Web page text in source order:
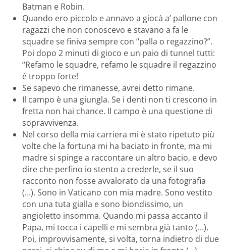
Batman e Robin.
Quando ero piccolo e annavo a giocà a’ pallone con
ragazzi che non conoscevo e stavano a fa le
squadre se finiva sempre con “palla o regazzino?”.
Poi dopo 2 minuti di gioco e un paio di tunnel tutti:
“Refamo le squadre, refamo le squadre il regazzino
è troppo forte!
Se sapevo che rimanesse, avrei detto rimane.
Il campo è una giungla. Se i denti non ti crescono in
fretta non hai chance. Il campo è una questione di
sopravvivenza.
Nel corso della mia carriera mi è stato ripetuto più
volte che la fortuna mi ha baciato in fronte, ma mi
madre si spinge a raccontare un altro bacio, e devo
dire che perfino io stento a crederle, se il suo
racconto non fosse avvalorato da una fotografia
(…). Sono in Vaticano con mia madre. Sono vestito
con una tuta gialla e sono biondissimo, un
angioletto insomma. Quando mi passa accanto il
Papa, mi tocca i capelli e mi sembra già tanto (…).
Poi, improvvisamente, si volta, torna indietro di due